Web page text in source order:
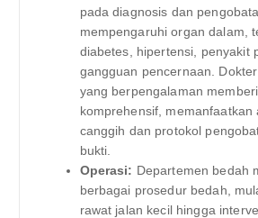
pada diagnosis dan
mempengaruhi organ dalam,
diabetes, hipertensi, penyakit
gangguan pencernaan.
yang berpengalaman
komprehensif, memanfaatkan
canggih dan protokol
bukti.
Operasi: Departemen bedah
berbagai prosedur bedah,
rawat jalan kecil hingga